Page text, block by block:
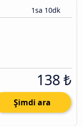
1sa 10dk
138 ₺
Şimdi ara